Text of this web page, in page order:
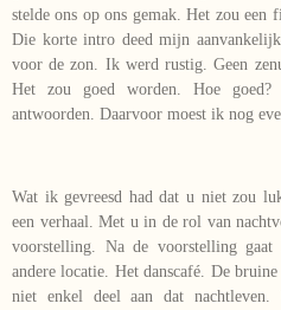
stelde ons op ons gemak. Het zou een
Die korte intro deed mijn
voor de zon. Ik werd rustig. Geen
Het zou goed worden. Hoe
antwoorden. Daarvoor moest ik nog
Wat ik gevreesd had dat u niet zou
een verhaal. Met u in de rol van
voorstelling. Na de voorstelling
andere locatie. Het danscafé. De
niet enkel deel aan dat